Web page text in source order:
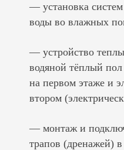
— установка
воды во влажных
— устройство
водяной тёплый
на первом этаже и
втором
— монтаж и
трапов (дренажей)